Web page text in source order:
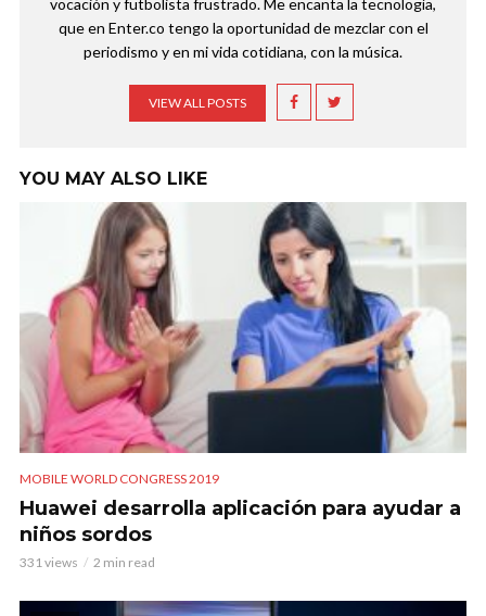
vocación y futbolista frustrado. Me encanta la tecnología,
que en Enter.co tengo la oportunidad de mezclar con el
periodismo y en mi vida cotidiana, con la música.
VIEW ALL POSTS
YOU MAY ALSO LIKE
MOBILE WORLD CONGRESS 2019
Huawei desarrolla aplicación para ayudar a
niños sordos
331 views 2 min read